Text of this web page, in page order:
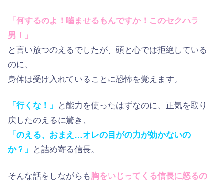
「何するのよ！嚙ませるもんですか！このセクハラ
男！」
と言い放つのえるでしたが、頭と心では拒絶している
のに、
身体は受け入れていることに恐怖を覚えます。
「行くな！」
と能力を使ったはずなのに、正気を取り
戻したのえるに驚き、
「のえる、おまえ…オレの目がの力が効かないの
か？」
と詰め寄る信長。
そんな話をしながらも胸をいじってくる信長に怒るの